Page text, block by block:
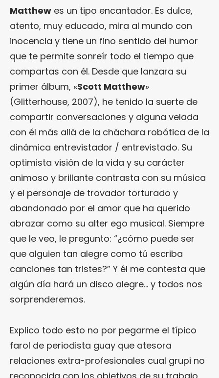
Matthew es un tipo encantador. Es dulce,
atento, muy educado, mira al mundo con
inocencia y tiene un fino sentido del humor
que te permite sonreír todo el tiempo que
compartas con él. Desde que lanzara su
primer álbum, «Scott Matthew»
(Glitterhouse, 2007), he tenido la suerte de
compartir conversaciones y alguna velada
con él más allá de la cháchara robótica de la
dinámica entrevistador / entrevistado. Su
optimista visión de la vida y su carácter
animoso y brillante contrasta con su música
y el personaje de trovador torturado y
abandonado por el amor que ha querido
abrazar como su alter ego musical. Siempre
que le veo, le pregunto: “¿cómo puede ser
que alguien tan alegre como tú escriba
canciones tan tristes?” Y él me contesta que
algún día hará un disco alegre… y todos nos
sorprenderemos.
Explico todo esto no por pegarme el típico
farol de periodista guay que atesora
relaciones extra-profesionales cual grupi no